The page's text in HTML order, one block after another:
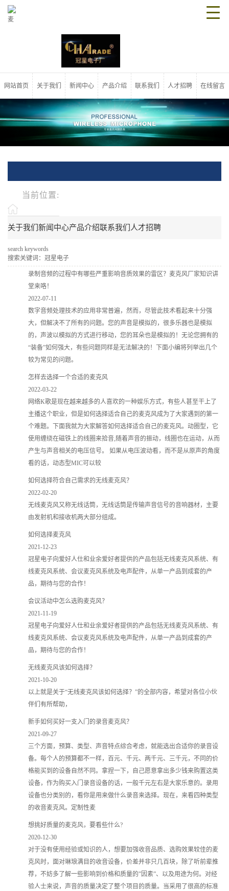
网站首页 关于我们 新闻中心 产品介绍 联系我们 人才招聘 在线留言
当前位置:
关于我们 新闻中心产品介绍联系我们 人才招聘
search keywords
搜索关键词：冠星电子
录制音频的过程中有哪些严重影响音质效果的雷区？麦克风厂家知识讲
堂来咯！
2022-07-11
数字音频处理技术的应用非常普遍，然而，尽管此技术看起来十分强
大，但解决不了所有的问题。您的声音是模拟的，很多乐器也是模拟
的，声波以模拟的方式进行移动，您的耳朵也是模拟的！无论您拥有的
“装备”如何强大，有些问题同样是无法解决的！下面小编将列举出几个
较为常见的问题。
怎样去选择一个合适的麦克风
2022-03-22
网络K歌是现在越来越多的人喜欢的一种娱乐方式，有些人甚至干上了
主播这个职业，但是如何选择适合自己的麦克风成为了大家遇到的第一
个难题。下面我就为大家解答如何选择适合自己的麦克风。动圈型，它
使用缠绕在磁铁上的线圈来拾音,随着声音的振动，线圈也在运动，从而
产生与声音相关的电压信号。 如果从电压波动看，而不是从原声的角度
看的话，动态型MIC可以较
如何选择符合自己需求的无线麦克风？
2022-02-20
无线麦克风又称无线话筒，无线话筒是传输声音信号的音响器材，主要
由发射机和接收机两大部分组成。
如何选择麦克风
2021-12-23
冠星电子向爱好人仕和业余爱好者提供的产品包括无线麦克风系统、有
线麦克风系统、会议麦克风系统及电声配件，从单一产品到成套的产
品，期待与您的合作！
会议活动中怎么选购麦克风？
2021-11-19
冠星电子向爱好人仕和业余爱好者提供的产品包括无线麦克风系统、有
线麦克风系统、会议麦克风系统及电声配件，从单一产品到成套的产
品，期待与您的合作！
无线麦克风该如何选择？
2021-10-20
以上就是关于“无线麦克风该如何选择？”的全部内容，希望对各位小伙
伴们有所帮助，
新手如何买好一支入门的录音麦克风？
2021-09-27
三个方面，预算、类型、声音特点综合考虑，就能选出合适你的录音设
备。每个人的预算都不一样，百元、千元、两千元、三千元，不同的价
格能买到的设备自然不同。拿捏一下，自己愿意拿出多少钱来购置这类
设备，作为购买入门录音设备的话，一般千元左右是大家乐意的。录用
设备也分类别的，看你是用来做什么录音来选择。现在，来看四种类型
的收音麦克风。定制性麦
想挑好质量的麦克风，要看些什么?
2020-12-30
对于没有使用经验或知识的人，想要加强收音品质、选购效果较佳的麦
克风时，面对琳琅满目的收音设备，价差并非只几百块，除了听前辈推
荐，不妨多了解一些影响到价格和质量的”因素”、以及用途为何。对经
验人士来说，声音的质量决定了整个项目的质量。当采用了很高的标准